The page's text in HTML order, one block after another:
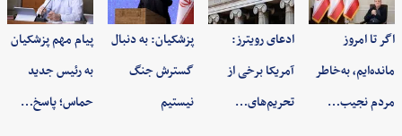
اگر تا امروز
مانده‌ایم، به‌خاطر
مردم نجیب…
ادعای رویترز:
آمریکا برخی از
تحریم‌های…
پزشکیان: به‌ دنبال
گسترش جنگ
نیستیم
پیام مهم پزشکیان
به رئیس جدید
حماس؛ پاسخ…